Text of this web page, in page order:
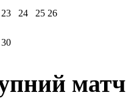
23 24 25 26
30
матч